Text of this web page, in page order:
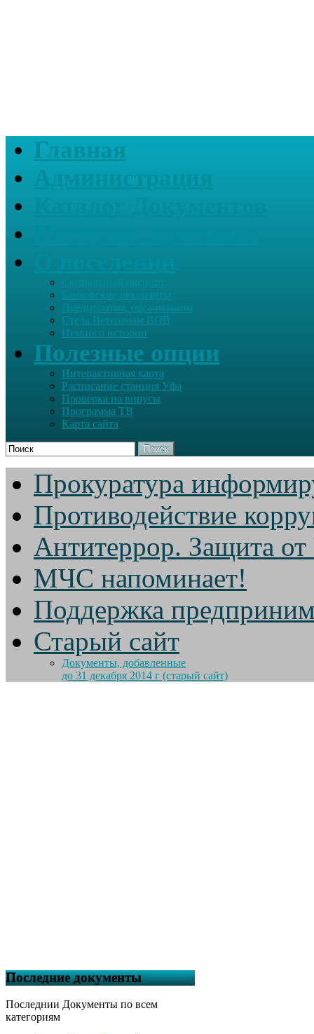
Главная
Банковские реквизиты
Предприятия, организации
Стела Ветеранам ВОВ
Немного истории
Полезные опции
Интерактивная карта
Расписание станция Уфа
Проверка на вирусы
Программа ТВ
Карта сайта
Поиск
Прокуратура
Противодействие
Антитеррор. Защита
МЧС напоминает!
Поддержка
Старый сайт
Документы, добавленные
до 31 декабря 2014 г (старый сайт)
Последние документы
Последнии Документы по всем
категориям